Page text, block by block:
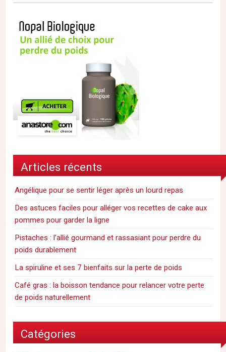
Articles récents
Angélique pour se sentir léger après un lourd repas
Des astuces faciles pour alléger vos recettes de cake aux
pommes pour garder la ligne
Pistaches : l’allié gourmand et rassasiant pour perdre du
poids durablement
La spiruline et ses 7 bienfaits sur la perte de poids
Café gras : la boisson tendance pour relancer votre perte
de poids naturellement
Catégories